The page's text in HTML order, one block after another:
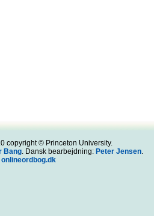
copyright © Princeton University.
Bang. Dansk bearbejdning: Peter Jensen.
onlineordbog.dk